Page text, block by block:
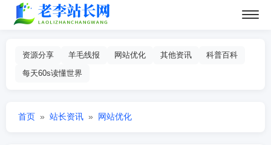
资源分享 羊毛线报 网站优化 其他资讯
科普百科
每天60s读懂世界
首页 » 站长资讯 » 网站优化